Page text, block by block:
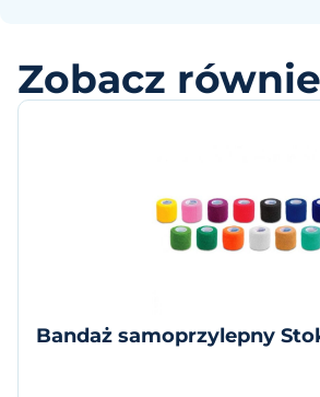
Zobacz
Bandaż samoprzylepny